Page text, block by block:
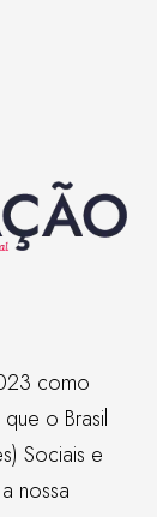
como
o Brasil
Sociais e
nossa